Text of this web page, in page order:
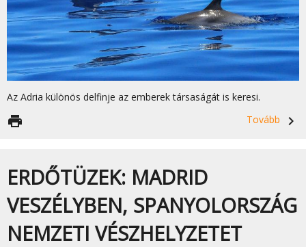
Az Adria különös delfinje az emberek társaságát is keresi.
Tovább
navigate_next
print
ERDŐTÜZEK: MADRID
VESZÉLYBEN, SPANYOLORSZÁG
NEMZETI VÉSZHELYZETET